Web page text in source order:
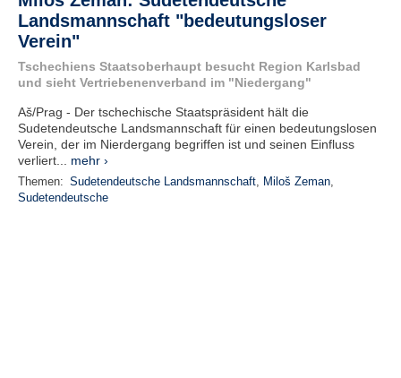
Landsmannschaft "bedeutungsloser
Verein"
Tschechiens Staatsoberhaupt besucht Region Karlsbad
und sieht Vertriebenenverband im "Niedergang"
Aš/Prag - Der tschechische Staatspräsident hält die
Sudetendeutsche Landsmannschaft für einen bedeutungslosen
Verein, der im Nierdergang begriffen ist und seinen Einfluss
verliert... mehr ›
Themen: Sudetendeutsche Landsmannschaft, Miloš Zeman,
Sudetendeutsche